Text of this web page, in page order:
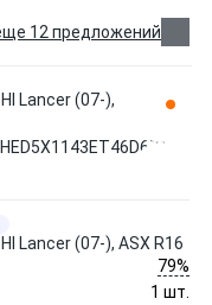
12 предложений
Lancer (07-),
Lancer (07-), ASX R16
79%
1 шт.